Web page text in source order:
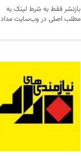
بازنشر فقط به شرط لینک به
مطلب اصلی در وب‌سایت مداد